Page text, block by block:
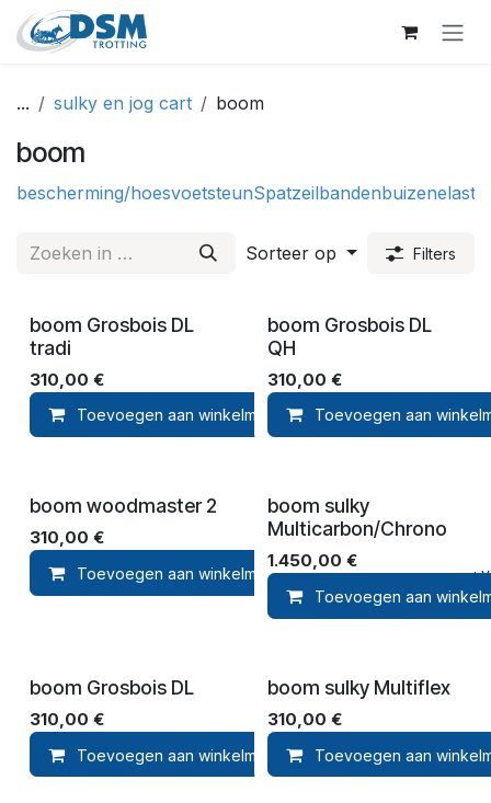
Overslaan naar inhoud
... sulky en jog cart boom
boom
bescherming/hoesvoetsteunSpatzeilbandenbuizen
Sorteer op Filters
boom Grosbois DL
tradi
310,00 €
Toevoegen aan winkelmandje Toevoegen aan
boom Grosbois DL
QH
310,00 €
Toevoegen aan
boom woodmaster 2
310,00 €
Toevoegen aan winkelmandje Toevoegen aan
boom sulky
Multicarbon/Chrono
1.450,00 €
Toevoegen aan
boom Grosbois DL
310,00 €
Toevoegen aan winkelmandje Toevoegen aan
boom sulky Multiflex
310,00 €
Toevoegen aan